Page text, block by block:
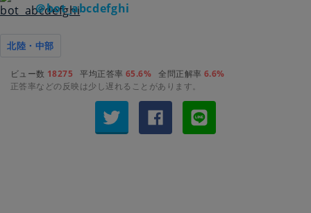
＠bot_abcdefghi
北陸・中部
ビュー数 18275 平均正答率 65.6% 全問正解率 6.6%
正答率などの反映は少し遅れることがあります。